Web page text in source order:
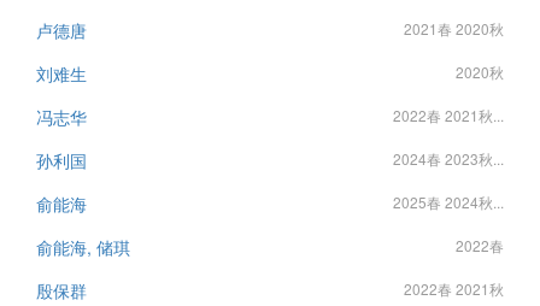
卢德唐 2021春 2020秋
刘难生 2020秋
冯志华 2022春 2021秋...
孙利国 2024春 2023秋...
俞能海 2025春 2024秋...
俞能海, 储琪 2022春
殷保群 2022春 2021秋